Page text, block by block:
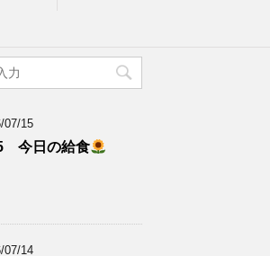
07/15
今日の給食
07/14